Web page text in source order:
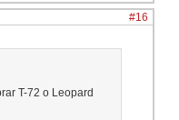
#16
T-72 o Leopard